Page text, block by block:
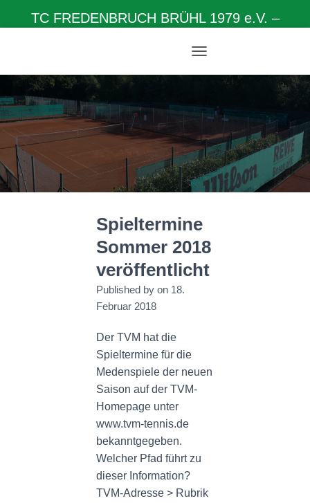
TC FREDENBRUCH BRÜHL 1979 e.V. –
A
G
T
I
O
N
U
S
C
H
L
Spieltermine
Sommer 2018
veröffentlicht
Published by on 18.
Februar 2018
Der TVM hat die
Spieltermine für die
Medenspiele der neuen
Saison auf der TVM-
Homepage unter
www.tvm-tennis.de
bekanntgegeben.
Welcher Pfad führt zu
dieser Information?
TVM-Adresse > Rubrik